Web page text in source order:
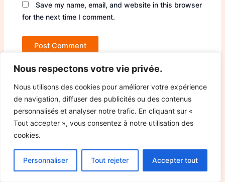
Nous respectons votre vie privée.
Nous utilisons des cookies pour améliorer votre expérience
de navigation, diffuser des publicités ou des contenus
personnalisés et analyser notre trafic. En cliquant sur «
Tout accepter », vous consentez à notre utilisation des
cookies.
Personnaliser Tout rejeter Accepter tout
Save my name, email, and website in this browser
for the next time I comment.